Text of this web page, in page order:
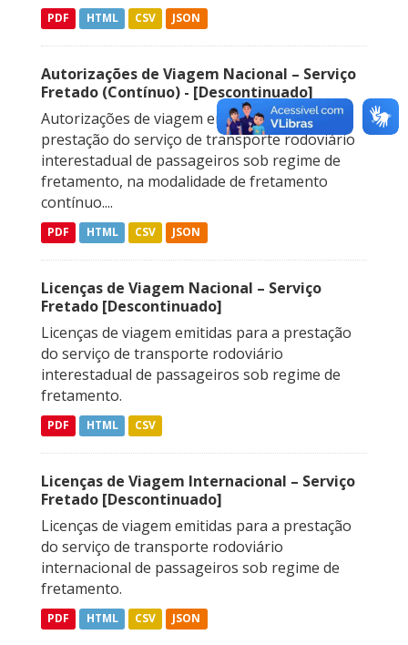
PDF HTML CSV JSON
Autorizações de Viagem Nacional – Serviço
Fretado (Contínuo) - [Descontinuado]
Autorizações de viagem emitidas para a
prestação do serviço de transporte rodoviário
interestadual de passageiros sob regime de
fretamento, na modalidade de fretamento
contínuo....
PDF HTML CSV JSON
Licenças de Viagem Nacional – Serviço
Fretado [Descontinuado]
Licenças de viagem emitidas para a prestação
do serviço de transporte rodoviário
interestadual de passageiros sob regime de
fretamento.
PDF HTML CSV
Licenças de Viagem Internacional – Serviço
Fretado [Descontinuado]
Licenças de viagem emitidas para a prestação
do serviço de transporte rodoviário
internacional de passageiros sob regime de
fretamento.
PDF HTML CSV JSON